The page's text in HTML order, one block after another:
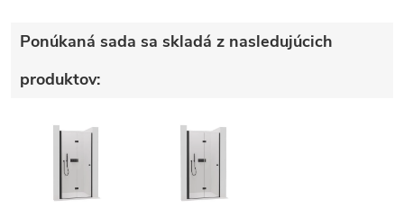
Ponúkaná sada sa skladá z nasledujúcich
produktov: